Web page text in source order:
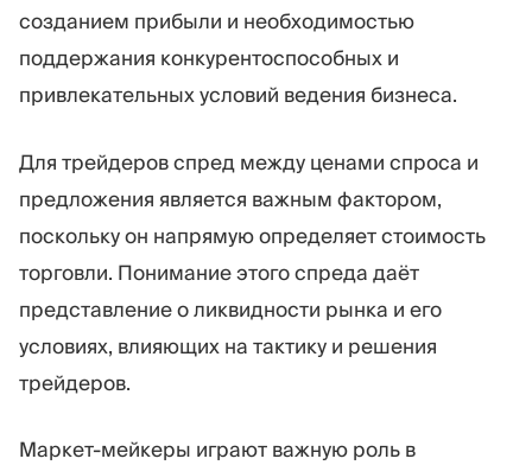
созданием прибыли и необходимостью
поддержания конкурентоспособных и
привлекательных условий ведения бизнеса.
Для трейдеров спред между ценами спроса и
предложения является важным фактором,
поскольку он напрямую определяет стоимость
торговли. Понимание этого спреда даёт
представление о ликвидности рынка и его
условиях, влияющих на тактику и решения
трейдеров.
Маркет-мейкеры играют важную роль в